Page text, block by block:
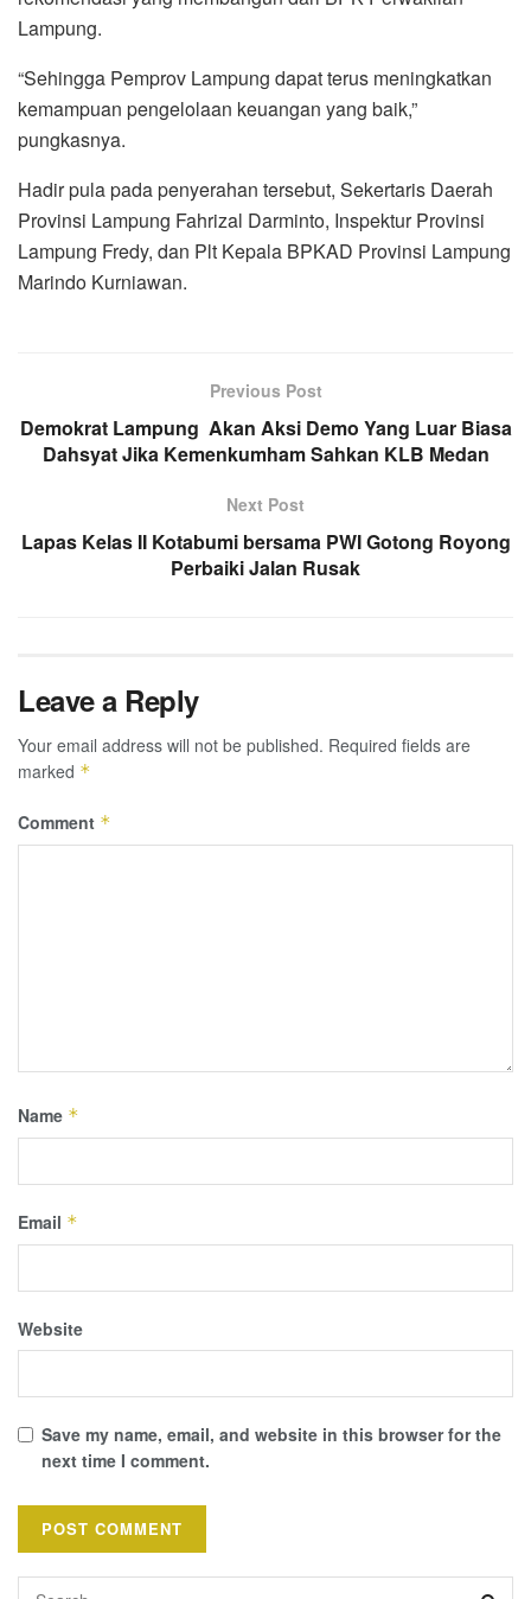
Lampung.
“Sehingga Pemprov Lampung dapat terus meningkatkan
kemampuan pengelolaan keuangan yang baik,”
pungkasnya.
Hadir pula pada penyerahan tersebut, Sekertaris Daerah
Provinsi Lampung Fahrizal Darminto, Inspektur Provinsi
Lampung Fredy, dan Plt Kepala BPKAD Provinsi Lampung
Marindo Kurniawan.
Previous Post
Demokrat Lampung Akan Aksi Demo Yang Luar Biasa
Dahsyat Jika Kemenkumham Sahkan KLB Medan
Next Post
Lapas Kelas II Kotabumi bersama PWI Gotong Royong
Perbaiki Jalan Rusak
Leave a Reply
Your email address will not be published. Required fields are
marked *
Comment *
Name *
Email *
Website
Save my name, email, and website in this browser for the
next time I comment.